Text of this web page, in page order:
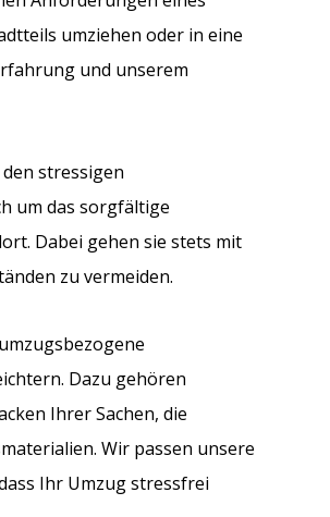
umziehen oder in eine
und unserem
stressigen
um das sorgfältige
Dabei gehen sie stets mit
zu vermeiden.
Dazu gehören
Ihrer Sachen, die
Wir passen unsere
Ihr Umzug stressfrei